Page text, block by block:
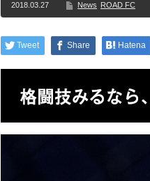
2018.03.27 News ROAD FC
Tweet Share Hatena